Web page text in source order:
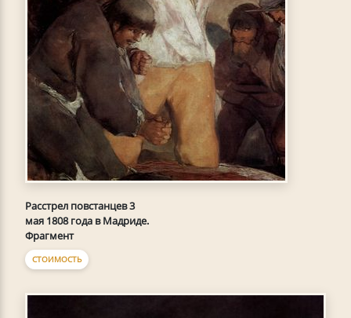
Расстрел повстанцев 3
мая 1808 года в Мадриде.
Фрагмент
СТОИМОСТЬ